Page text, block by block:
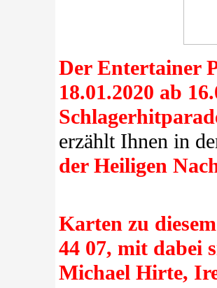
Der Entertainer
18.01.2020 ab
erzählt Ihnen in
der Heiligen
Karten zu
44 07, mit dabei
Michael Hirte,